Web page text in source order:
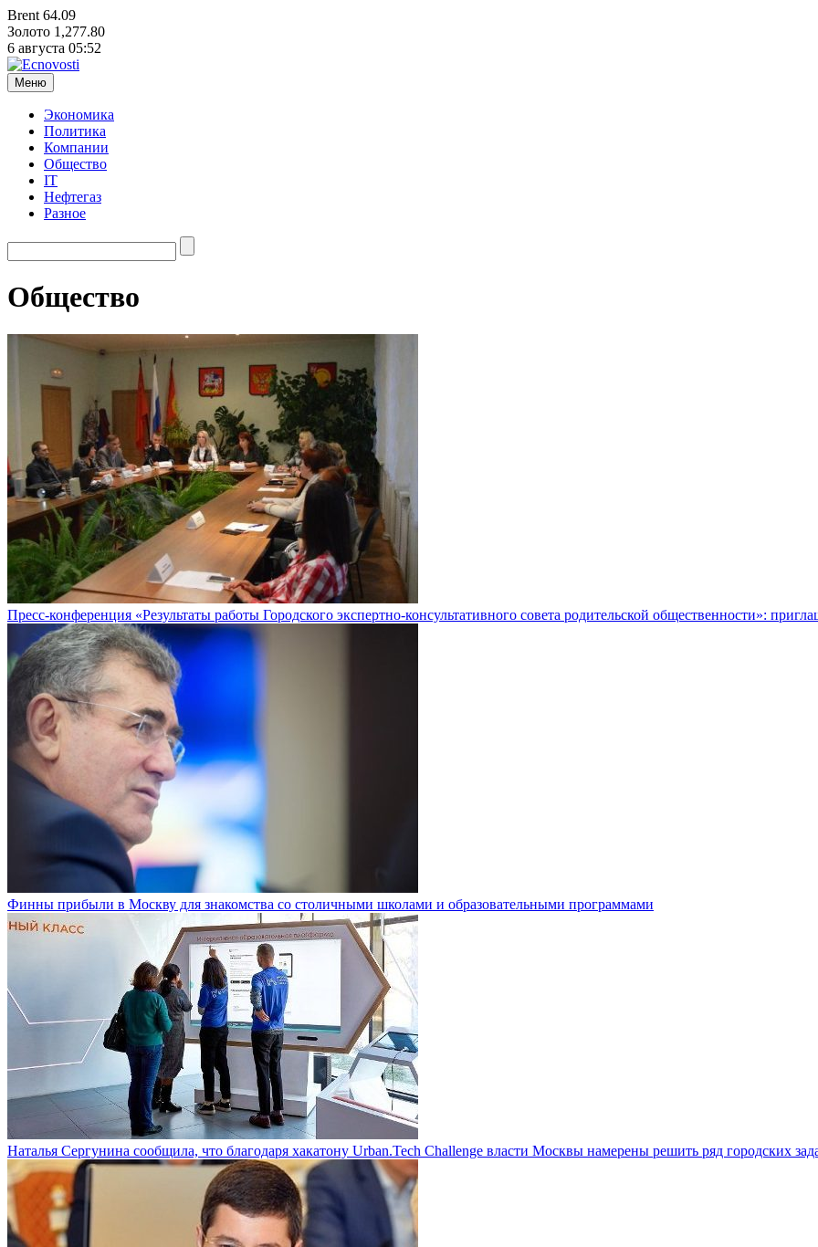
Brent 64.09
Золото 1,277.80
6 августа 05:52
Меню
Экономика
Политика
Компании
Общество
IT
Нефтегаз
Разное
Общество
Пресс-конференция «Результаты работы Городского экспертно-консультативного совета родительской общественности»:
Финны прибыли в Москву для знакомства со столичными школами и образовательными программами
Наталья Сергунина сообщила, что благодаря хакатону Urban.Tech Challenge власти Москвы намерены решить ряд городских